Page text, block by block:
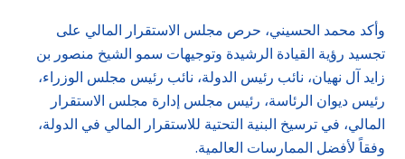
وأكد محمد الحسيني، حرص مجلس الاستقرار المالي على
تجسيد رؤية القيادة الرشيدة وتوجيهات سمو الشيخ منصور بن
زايد آل نهيان، نائب رئيس الدولة، نائب رئيس مجلس الوزراء،
رئيس ديوان الرئاسة، رئيس مجلس إدارة مجلس الاستقرار
المالي، في ترسيخ البنية التحتية للاستقرار المالي في الدولة،
وفقاً لأفضل الممارسات العالمية.